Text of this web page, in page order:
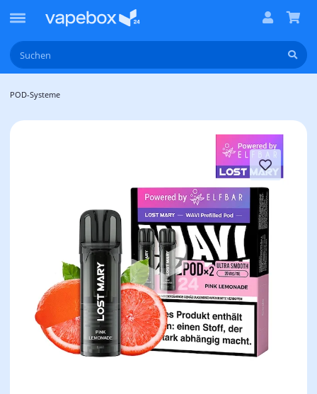
POD-Systeme